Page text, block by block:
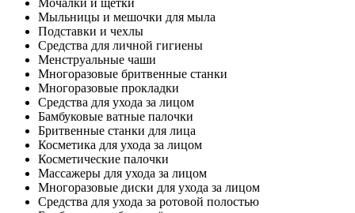
Мочалки и щётки
Мыльницы и мешочки для мыла
Подставки и чехлы
Средства для личной гигиены
Менструальные чаши
Многоразовые бритвенные станки
Многоразовые прокладки
Средства для ухода за лицом
Бамбуковые ватные палочки
Бритвенные станки для лица
Косметика для ухода за лицом
Косметические палочки
Массажеры для ухода за лицом
Многоразовые диски для ухода за лицом
Средства для ухода за ротовой полостью